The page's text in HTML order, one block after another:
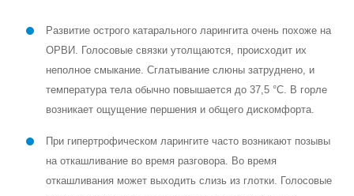
Развитие острого катарального ларингита очень похоже на
ОРВИ. Голосовые связки утолщаются, происходит их
неполное смыкание. Сглатывание слюны затруднено, и
температура тела обычно повышается до 37,5 °С. В горле
возникает ощущение першения и общего дискомфорта.
При гипертрофическом ларингите часто возникают позывы
на откашливание во время разговора. Во время
откашливания может выходить слизь из глотки. Голосовые